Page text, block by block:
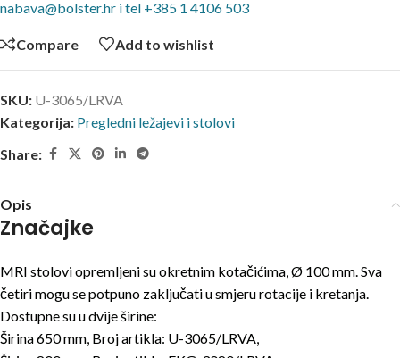
nabava@bolster.hr i tel +385 1 4106 503
Compare Add to wishlist
SKU: U-3065/LRVA
Kategorija: Pregledni ležajevi i stolovi
Share:
Opis
Značajke
MRI stolovi opremljeni su okretnim kotačićima, Ø 100 mm. Sva
četiri mogu se potpuno zaključati u smjeru rotacije i kretanja.
Dostupne su u dvije širine:
Širina 650 mm, Broj artikla: U-3065/LRVA,